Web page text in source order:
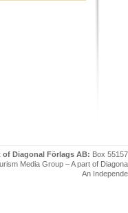
Diagonal Förlags AB: Box
Media Group – A part of
An